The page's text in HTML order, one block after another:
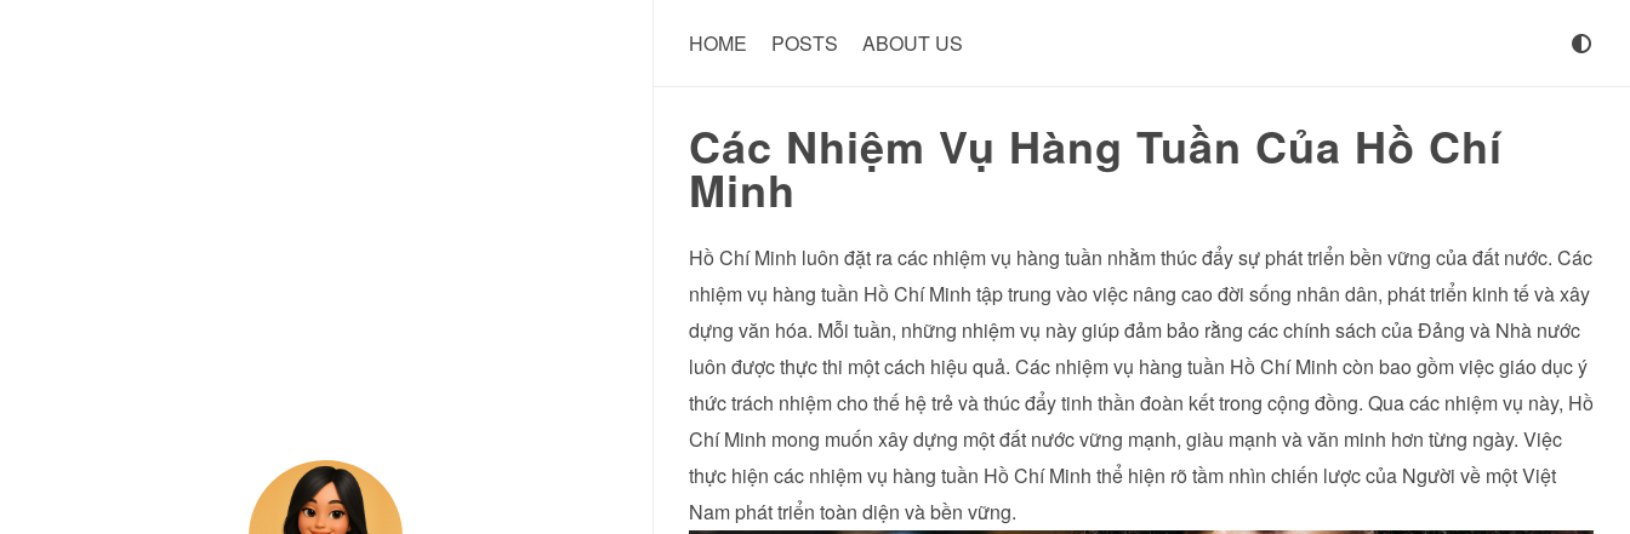
HOME POSTS ABOUT US
Các Nhiệm Vụ Hàng Tuần Của Hồ Chí
Minh
Hồ Chí Minh luôn đặt ra các nhiệm vụ hàng tuần nhằm thúc đẩy sự phát triển bền vững của đất nước. Các
nhiệm vụ hàng tuần Hồ Chí Minh tập trung vào việc nâng cao đời sống nhân dân, phát triển kinh tế và xây
dựng văn hóa. Mỗi tuần, những nhiệm vụ này giúp đảm bảo rằng các chính sách của Đảng và Nhà nước
luôn được thực thi một cách hiệu quả. Các nhiệm vụ hàng tuần Hồ Chí Minh còn bao gồm việc giáo dục ý
thức trách nhiệm cho thế hệ trẻ và thúc đẩy tinh thần đoàn kết trong cộng đồng. Qua các nhiệm vụ này, Hồ
Chí Minh mong muốn xây dựng một đất nước vững mạnh, giàu mạnh và văn minh hơn từng ngày. Việc
thực hiện các nhiệm vụ hàng tuần Hồ Chí Minh thể hiện rõ tầm nhìn chiến lược của Người về một Việt
Nam phát triển toàn diện và bền vững.